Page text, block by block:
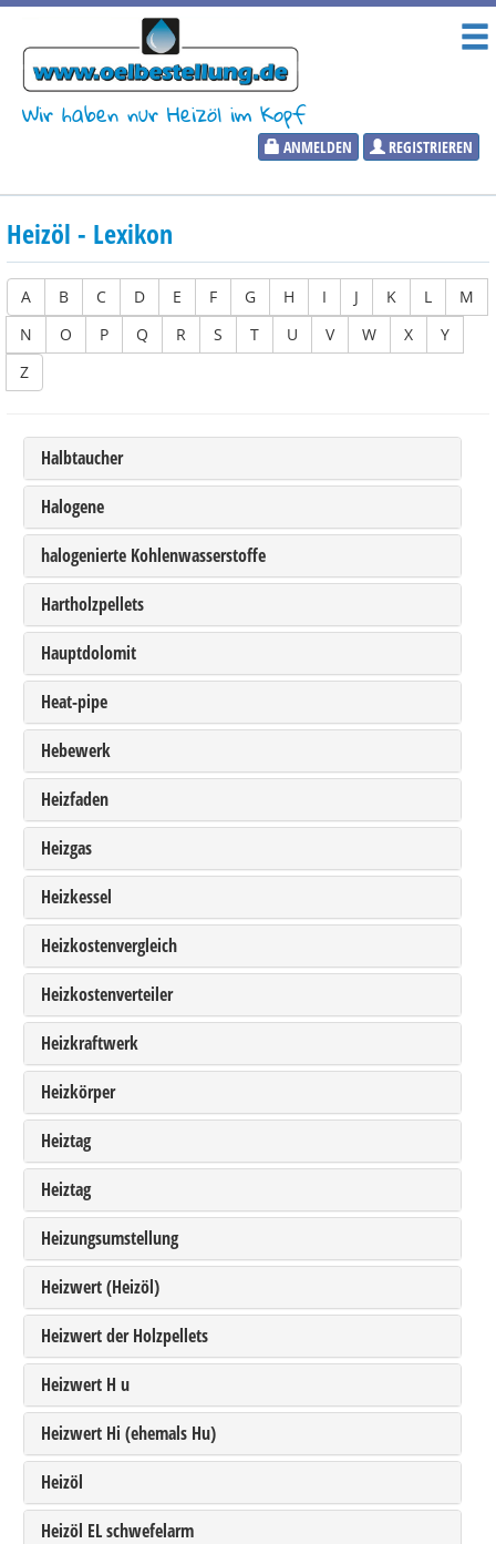
Wir haben nur Heizöl im Kopf
ANMELDEN REGISTRIEREN
Heizölpreise
Aktueller Heizölpreis
PLZ:
Wunschpreis Benachrichtigung
Großbestellungen
Produkte
Service
Händler
Hilfe und Kontakt
Shop
Heizöl - Lexikon
A B C D E F G H I J K L
M
N
O P Q R S T U V W X
Y
Z
Halbtaucher
Halogene
halogenierte Kohlenwasserstoffe
Hartholzpellets
Hauptdolomit
Heat-pipe
Hebewerk
Heizfaden
Heizgas
Heizkessel
Heizkostenvergleich
Heizkostenverteiler
Heizkraftwerk
Heizkörper
Heiztag
Heiztag
Heizungsumstellung
Heizwert (Heizöl)
Heizwert der Holzpellets
Heizwert H u
Heizwert Hi (ehemals Hu)
Heizöl
Heizöl EL schwefelarm